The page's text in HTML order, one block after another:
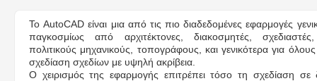
Το AutoCAD είναι μια από τις πιο διαδεδομένες εφαρμογές
παγκοσμίως από αρχιτέκτονες, διακοσμητές,
πολιτικούς μηχανικούς, τοπογράφους, και γενικότερα για
σχεδίαση σχεδίων με υψηλή ακρίβεια.
Ο χειρισμός της εφαρμογής επιτρέπει τόσο τη σχεδίαση σε